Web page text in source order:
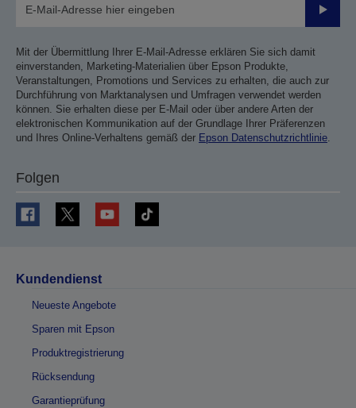
Mit der Übermittlung Ihrer E-Mail-Adresse erklären Sie sich damit
einverstanden, Marketing-Materialien über Epson Produkte,
Veranstaltungen, Promotions und Services zu erhalten, die auch zur
Durchführung von Marktanalysen und Umfragen verwendet werden
können. Sie erhalten diese per E-Mail oder über andere Arten der
elektronischen Kommunikation auf der Grundlage Ihrer Präferenzen
und Ihres Online-Verhaltens gemäß der Epson Datenschutzrichtlinie.
Folgen
Kundendienst
Neueste Angebote
Sparen mit Epson
Produktregistrierung
Rücksendung
Garantieprüfung